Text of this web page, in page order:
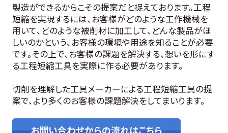
製造ができるからこその提案だと捉えております。工程
短縮を実現するには、お客様がどのような工作機械を
用いて、どのような被削材に加工して、どんな製品がほ
しいのかという、お客様の環境や用途を知ることが必要
です。その上で、お客様の課題を解決する、想いを形にす
る工程短縮工具を実際に作る必要があります。
切削を理解した工具メーカーによる工程短縮工具の提
案で、より多くのお客様の課題解決をしてまいります。
お問い合わせからの流れはこちら